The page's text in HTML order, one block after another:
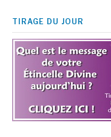
TIRAGE DU JOUR